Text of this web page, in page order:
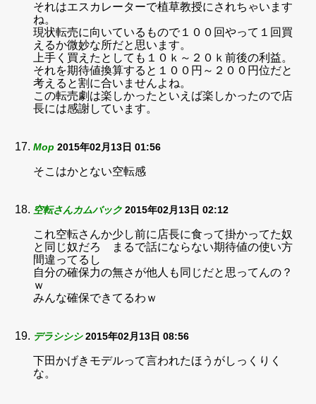
それはエスカレーターで植草教授にされちゃいます
ね。
現状転売に向いているもので１００回やって１回買
えるか微妙な所だと思います。
上手く買えたとしても１０ｋ～２０ｋ前後の利益。
それを期待値換算すると１００円～２００円位だと
考えると割に合いませんよね。
この転売劇は楽しかったといえば楽しかったので店
長には感謝しています。
Mop 2015年02月13日 01:56
そこはかとない空転感
空転さんカムバック 2015年02月13日 02:12
これ空転さんか少し前に店長に食って掛かってた奴
と同じ奴だろ まるで話にならない期待値の使い方
間違ってるし
自分の確保力の無さが他人も同じだと思ってんの？
ｗ
みんな確保できてるわｗ
デラシシシ 2015年02月13日 08:56
下田かげきモデルって言われたほうがしっくりく
な。